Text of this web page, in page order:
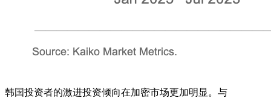
韩国投资者的激进投资倾向在加密市场更加明显。与